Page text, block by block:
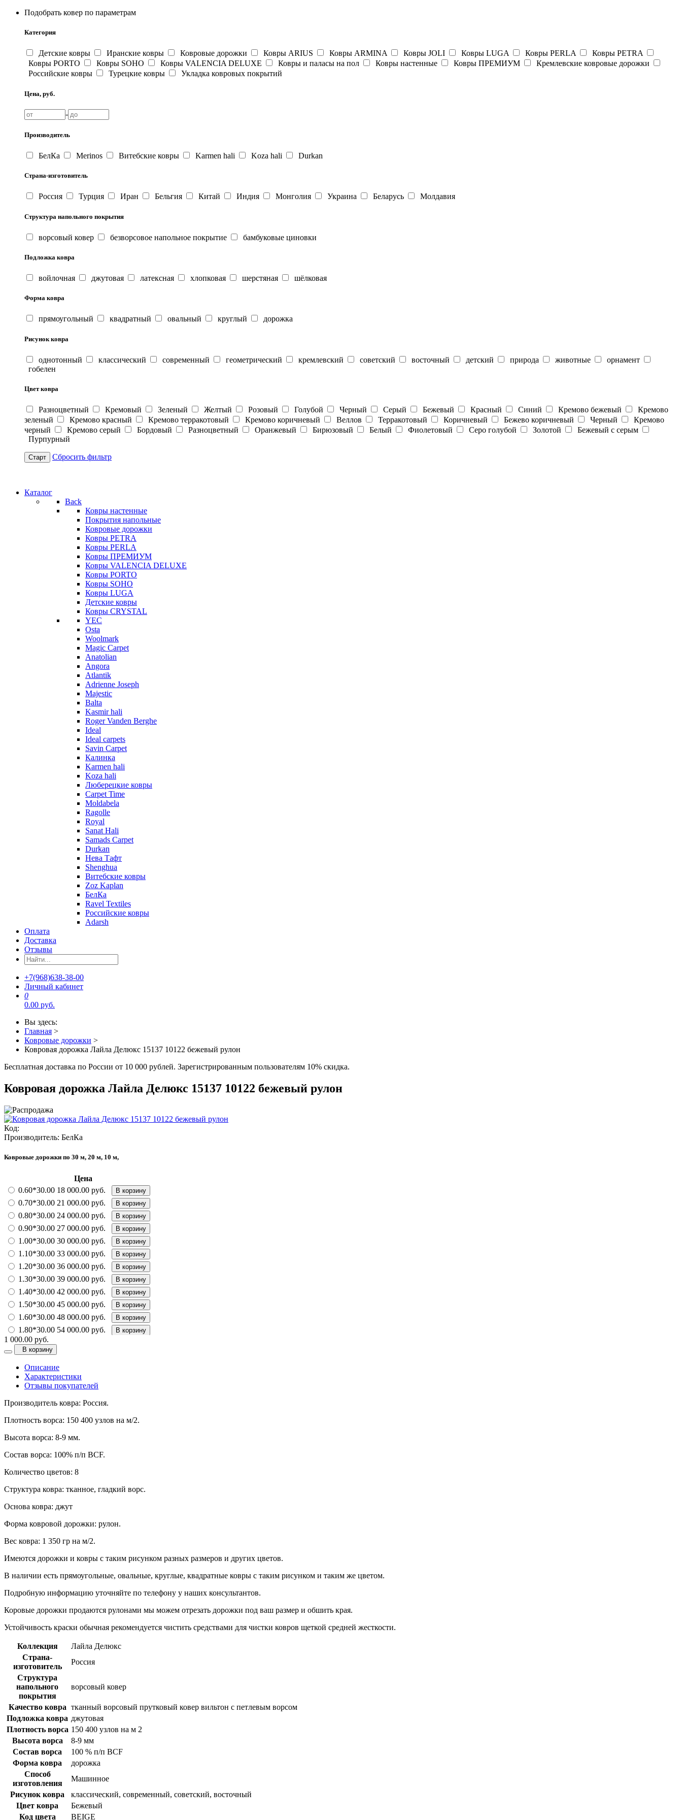
Подобрать ковер по параметрам
Категория
Детские ковры Иранские ковры Ковровые дорожки Ковры ARIUS Ковры ARMINA Ковры JOLI Ковры LUGA Ковры PERLA
Ковры PETRA
Ковры PORTO
Ковры SOHO Ковры VALENCIA DELUXE Ковры и паласы на пол Ковры настенные Ковры ПРЕМИУМ
Кремлевские ковровые дорожки
Российские ковры
Турецкие ковры Укладка ковровых покрытий
Цена, руб.
-
Производитель
БелКа Merinos Витебские ковры Karmen hali Koza hali Durkan
Страна-изготовитель
Россия Турция Иран Бельгия Китай Индия Монголия Украина Беларусь Молдавия
Структура напольного покрытия
ворсовый ковер безворсовое напольное покрытие бамбуковые циновки
Подложка ковра
войлочная джутовая латексная хлопковая шерстяная шёлковая
Форма ковра
прямоугольный квадратный овальный круглый дорожка
Рисунок ковра
однотонный классический современный геометрический кремлевский советский восточный детский природа животные
орнамент
гобелен
Цвет ковра
Разноцветный Кремовый Зеленый Желтый Розовый Голубой Черный Серый Бежевый Красный Синий Кремово бежевый
Кремово
зеленый
Кремово красный Кремово терракотовый Кремово коричневый Веллов Терракотовый Коричневый Бежево коричневый Черный
Кремово
черный
Кремово серый Бордовый Разноцветный Оранжевый Бирюзовый Белый Фиолетовый Серо голубой Золотой
Бежевый с серым
Пурпурный
Старт Сбросить фильтр
Каталог
Back
Ковры настенные
Покрытия напольные
Ковровые дорожки
Ковры PETRA
Ковры PERLA
Ковры ПРЕМИУМ
Ковры VALENCIA DELUXE
Ковры PORTO
Ковры SOHO
Ковры LUGA
Детские ковры
Ковры CRYSTAL
YEC
Osta
Woolmark
Magic Carpet
Anatolian
Angora
Atlantik
Adrienne Joseph
Majestic
Balta
Kasmir hali
Roger Vanden Berghe
Ideal
Ideal carpets
Savin Carpet
Калинка
Karmen hali
Koza hali
Люберецкие ковры
Carpet Time
Moldabela
Ragolle
Royal
Sanat Hali
Samads Carpet
Durkan
Нева Тафт
Shenghua
Витебские ковры
Zoz Kaplan
БелКа
Ravel Textiles
Российские ковры
Adarsh
Оплата
Доставка
Отзывы
+7(968)638-38-00
Личный кабинет
0
0.00 руб.
Вы здесь:
Главная >
Ковровые дорожки >
Ковровая дорожка Лайла Делюкс 15137 10122 бежевый рулон
Бесплатная доставка по России от 10 000 рублей. Зарегистрированным пользователям 10% скидка.
Ковровая дорожка Лайла Делюкс 15137 10122 бежевый рулон
Код:
Производитель: БелКа
Ковровые дорожки по 30 м, 20 м, 10 м,
Цена
0.60*30.00 18 000.00 руб. В корзину
0.70*30.00 21 000.00 руб. В корзину
0.80*30.00 24 000.00 руб. В корзину
0.90*30.00 27 000.00 руб. В корзину
1.00*30.00 30 000.00 руб. В корзину
1.10*30.00 33 000.00 руб. В корзину
1.20*30.00 36 000.00 руб. В корзину
1.30*30.00 39 000.00 руб. В корзину
1.40*30.00 42 000.00 руб. В корзину
1.50*30.00 45 000.00 руб. В корзину
1.60*30.00 48 000.00 руб. В корзину
1.80*30.00 54 000.00 руб. В корзину
2.00*30.00
2.50*30.00
3.00*30.00 90 000.00 руб.
3.50*30.00 105 000.00 руб.
1 000.00 руб.
В корзину
Описание
Характеристики
Отзывы покупателей
Производитель ковра: Россия.
Плотность ворса: 150 400 узлов на м/2.
Высота ворса: 8-9 мм.
Состав ворса: 100% п/п BCF.
Количество цветов: 8
Структура ковра: тканное, гладкий ворс.
Основа ковра: джут
Форма ковровой дорожки: рулон.
Вес ковра: 1 350 гр на м/2.
Имеются дорожки и ковры с таким рисунком разных размеров и других цветов.
В наличии есть прямоугольные, овальные, круглые, квадратные ковры с таким рисунком и таким же цветом.
Подробную информацию уточняйте по телефону у наших консультантов.
Коровые дорожки продаются рулонами мы можем отрезать дорожки под ваш размер и обшить края.
Устойчивость краски обычная рекомендуется чистить средствами для чистки ковров щеткой средней жесткости.
Коллекция
Лайла Делюкс
Страна-
изготовитель
Россия
Структура
напольного
покрытия
ворсовый ковер
Качество ковра тканный ворсовый прутковый ковер вильтон с петлевым ворсом
Подложка ковра джутовая
Плотность ворса 150 400 узлов на м 2
Высота ворса
8-9 мм
Состав ворса
100 % п/п BCF
Форма ковра
дорожка
Способ
изготовления
Машинное
Рисунок ковра
классический, современный, советский, восточный
Цвет ковра
Бежевый
Код цвета
BEIGE